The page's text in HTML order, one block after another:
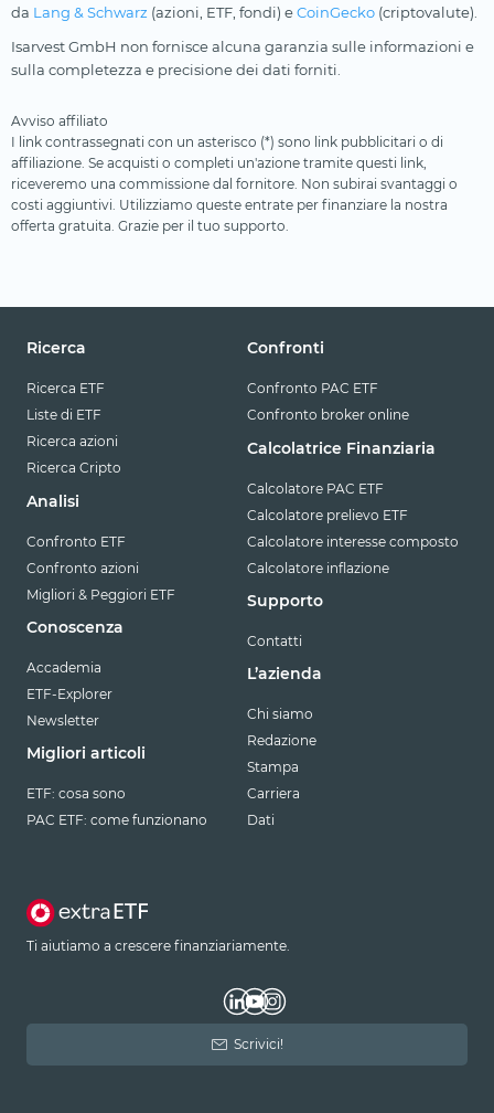
da Lang & Schwarz (azioni, ETF, fondi) eCoinGecko (criptovalute).
Isarvest GmbH non fornisce alcuna garanzia sulle informazioni e
sulla completezza e precisione dei dati forniti.
Avviso affiliato
I link contrassegnati con un asterisco (*) sono link pubblicitari o di
affiliazione. Se acquisti o completi un'azione tramite questi link,
riceveremo una commissione dal fornitore. Non subirai svantaggi o
costi aggiuntivi. Utilizziamo queste entrate per finanziare la nostra
offerta gratuita. Grazie per il tuo supporto.
Ricerca
Ricerca ETF
Liste di ETF
Ricerca azioni
Ricerca Cripto
Analisi
Confronto ETF
Confronto azioni
Migliori & Peggiori ETF
Conoscenza
Accademia
ETF-Explorer
Newsletter
Migliori articoli
ETF: cosa sono
PAC ETF: come funzionano
Confronti
Confronto PAC ETF
Confronto broker online
Calcolatrice Finanziaria
Calcolatore PAC ETF
Calcolatore prelievo ETF
Calcolatore interesse composto
Calcolatore inflazione
Supporto
Contatti
L’azienda
Chi siamo
Redazione
Stampa
Carriera
Dati
Ti aiutiamo a crescere finanziariamente.
Scrivici!